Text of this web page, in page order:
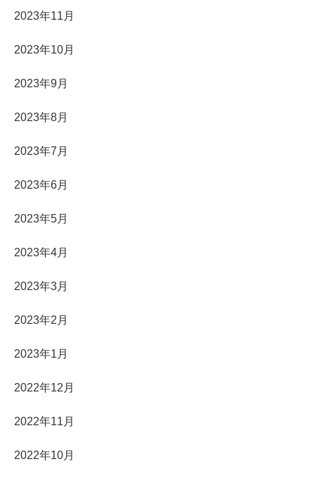
2023年11月
2023年10月
2023年9月
2023年8月
2023年7月
2023年6月
2023年5月
2023年4月
2023年3月
2023年2月
2023年1月
2022年12月
2022年11月
2022年10月